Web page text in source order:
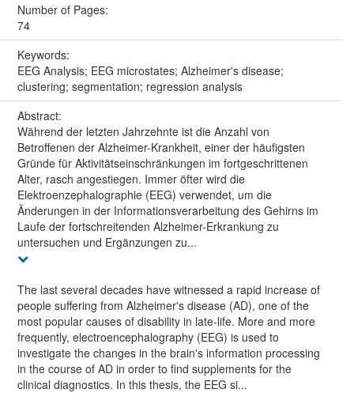
Number of Pages:
74
Keywords:
EEG Analysis; EEG microstates; Alzheimer's disease;
clustering; segmentation; regression analysis
Abstract:
Während der letzten Jahrzehnte ist die Anzahl von
Betroffenen der Alzheimer-Krankheit, einer der häufigsten
Gründe für Aktivitätseinschränkungen im fortgeschrittenen
Alter, rasch angestiegen. Immer öfter wird die
Elektroenzephalographie (EEG) verwendet, um die
Änderungen in der Informationsverarbeitung des Gehirns im
Laufe der fortschreitenden Alzheimer-Erkrankung zu
untersuchen und Ergänzungen zu...
The last several decades have witnessed a rapid increase of
people suffering from Alzheimer's disease (AD), one of the
most popular causes of disability in late-life. More and more
frequently, electroencephalography (EEG) is used to
investigate the changes in the brain's information processing
in the course of AD in order to find supplements for the
clinical diagnostics. In this thesis, the EEG si...